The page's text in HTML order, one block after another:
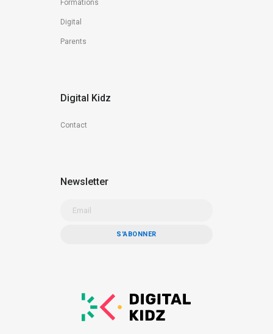
Formations
Digital
Parents
Digital Kidz
Contact
Newsletter